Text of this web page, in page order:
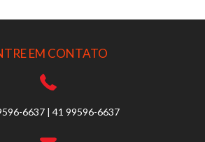
EM CONTATO
6637 | 41 99596-6637